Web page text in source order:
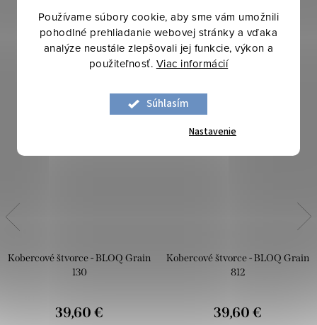
Používame súbory cookie, aby sme vám umožnili
pohodlné prehliadanie webovej stránky a vďaka
analýze neustále zlepšovali jej funkcie, výkon a
použiteľnosť. Viac informácií
Súhlasím
Nastavenie
Kobercové štvorce - BLOQ Grain
130
39,60 €
Kobercové štvorce - BLOQ Grain
812
39,60 €